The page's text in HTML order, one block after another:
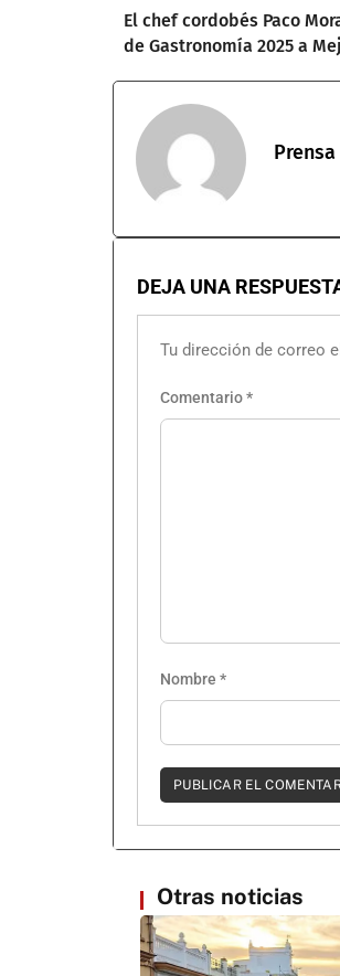
El chef cordobés Paco
de Gastronomía 2025 a
Prensa
DEJA UNA
Tu dirección de correo
Comentario*
Nombre *
Otras noticias